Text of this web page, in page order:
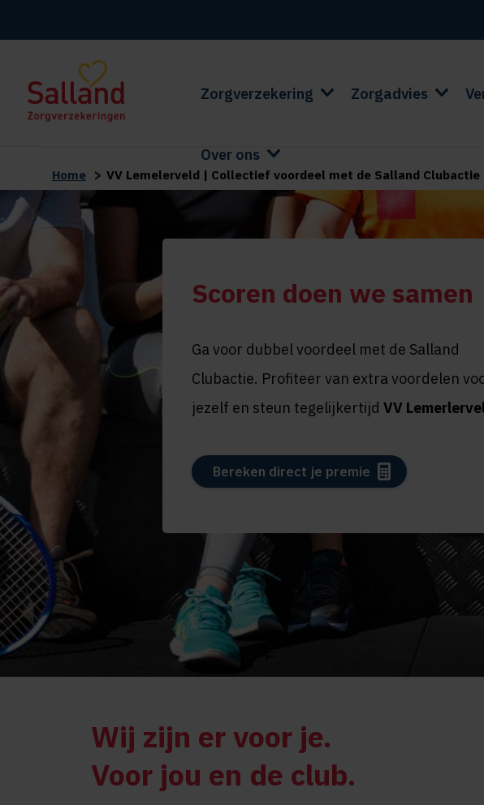
Zorgverzekering Zorgadvies
Over ons
Home > VV Lemelerveld | Collectief voordeel met de Salland Clubactie
Scoren doen we samen
Ga voor dubbel voordeel met de Salland
Clubactie. Profiteer van extra voordelen
jezelf en steun tegelijkertijd VV
Bereken direct je premie
Wij zijn er voor je.
Voor jou en de club.